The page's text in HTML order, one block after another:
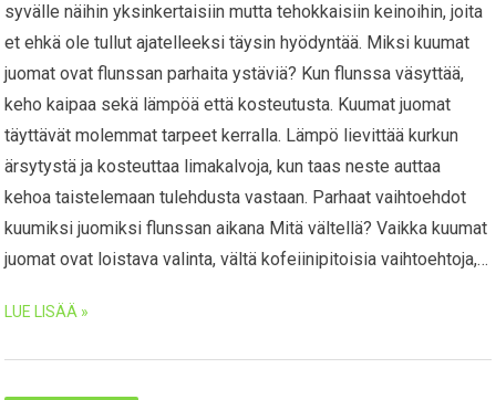
syvälle näihin yksinkertaisiin mutta tehokkaisiin keinoihin, joita
et ehkä ole tullut ajatelleeksi täysin hyödyntää. Miksi kuumat
juomat ovat flunssan parhaita ystäviä? Kun flunssa väsyttää,
keho kaipaa sekä lämpöä että kosteutusta. Kuumat juomat
täyttävät molemmat tarpeet kerralla. Lämpö lievittää kurkun
ärsytystä ja kosteuttaa limakalvoja, kun taas neste auttaa
kehoa taistelemaan tulehdusta vastaan. Parhaat vaihtoehdot
kuumiksi juomiksi flunssan aikana Mitä vältellä? Vaikka kuumat
juomat ovat loistava valinta, vältä kofeiinipitoisia vaihtoehtoja,…
LUE LISÄÄ »